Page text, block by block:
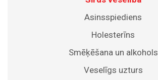
Asinsspiediens
Holesterīns
Smēķēšana un alkohols
Veselīgs uzturs